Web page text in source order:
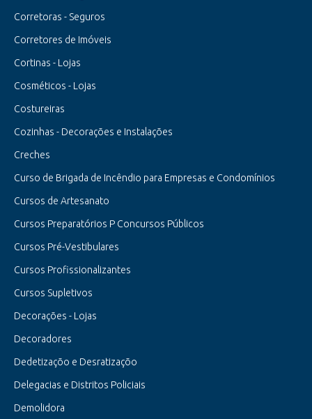
Corretoras - Seguros
Corretores de Imóveis
Cortinas - Lojas
Cosméticos - Lojas
Costureiras
Cozinhas - Decorações e Instalações
Creches
Curso de Brigada de Incêndio para Empresas e Condomínios
Cursos de Artesanato
Cursos Preparatórios P Concursos Públicos
Cursos Pré-Vestibulares
Cursos Profissionalizantes
Cursos Supletivos
Decorações - Lojas
Decoradores
Dedetizaçõo e Desratizaçõo
Delegacias e Distritos Policiais
Demolidora